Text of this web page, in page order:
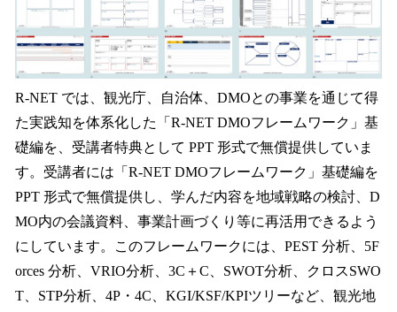
R-NET では、観光庁、自治体、DMOとの事業を通じて得
た実践知を体系化した「R-NET DMOフレームワーク」基
礎編を、受講者特典として PPT 形式で無償提供していま
す。受講者には「R-NET DMOフレームワーク」基礎編を
PPT 形式で無償提供し、学んだ内容を地域戦略の検討、D
MO内の会議資料、事業計画づくり等に再活用できるよう
にしています。このフレームワークには、PEST 分析、5F
orces 分析、VRIO分析、3C＋C、SWOT分析、クロスSWO
T、STP分析、4P・4C、KGI/KSF/KPIツリーなど、観光地